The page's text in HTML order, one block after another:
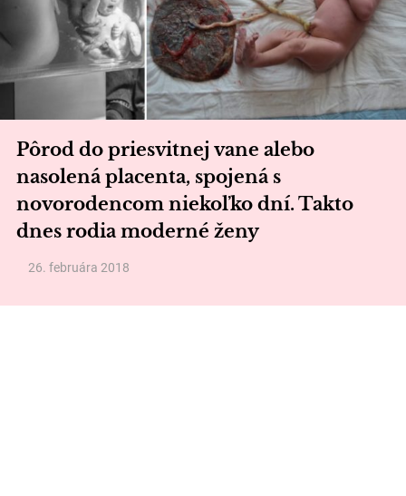
Pôrod do priesvitnej vane alebo
nasolená placenta, spojená s
novorodencom niekoľko dní. Takto
dnes rodia moderné ženy
26. februára 2018